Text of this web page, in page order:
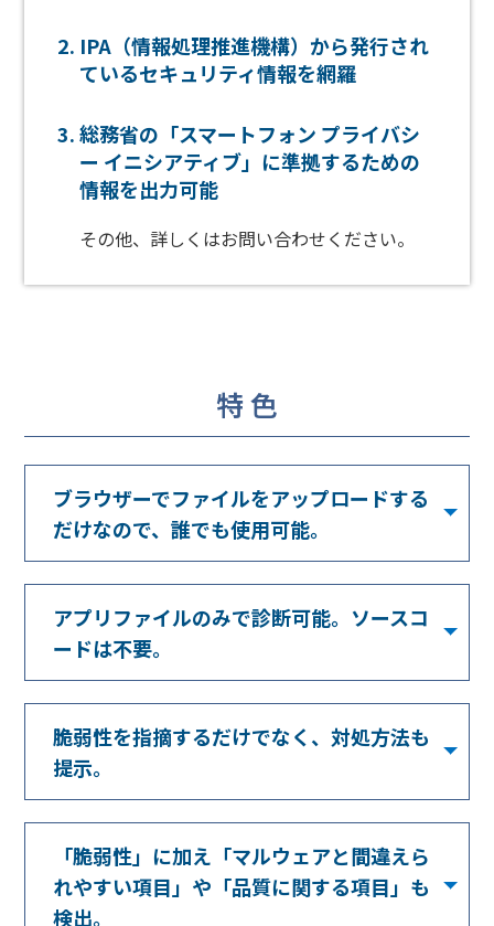
IPA（情報処理推進機構）から発行され
ているセキュリティ情報を網羅
総務省の「スマートフォン プライバシ
ー イニシアティブ」に準拠するための
情報を出力可能
その他、詳しくはお問い合わせください。
特 色
ブラウザーでファイルをアップロードする
だけなので、誰でも使用可能。
アプリファイルのみで診断可能。ソースコ
ードは不要。
脆弱性を指摘するだけでなく、対処方法も
提示。
「脆弱性」に加え「マルウェアと間違えら
れやすい項目」や「品質に関する項目」も
検出。